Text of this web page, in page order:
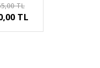
TL
TL